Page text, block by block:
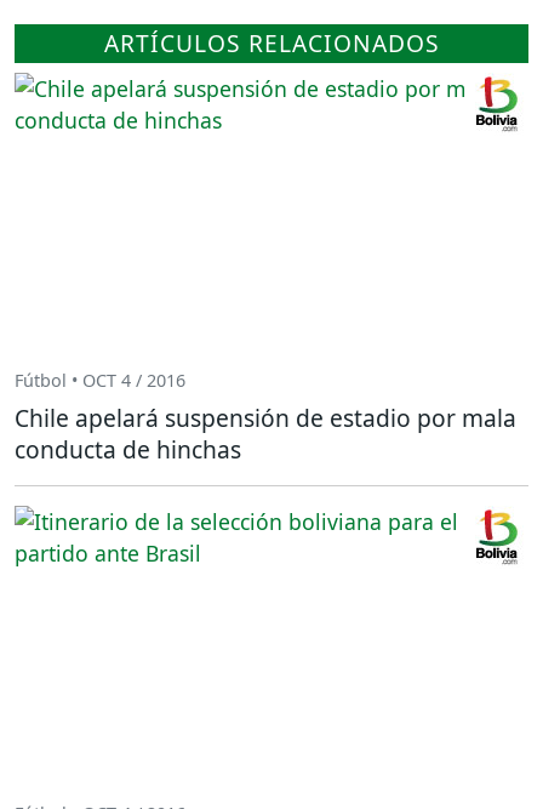
ARTÍCULOS RELACIONADOS
Fútbol • OCT 4 / 2016
Chile apelará suspensión de estadio por mala
conducta de hinchas